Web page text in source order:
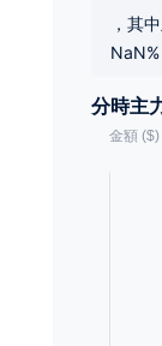
，其
NaN%
分時主